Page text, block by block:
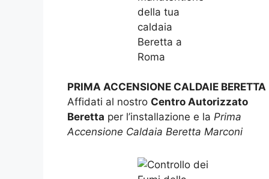
PRIMA ACCENSIONE CALDAIE BERETTA
Affidati al nostro Centro Autorizzato
Beretta per l’installazione e la Prima
Accensione Caldaia Beretta Marconi